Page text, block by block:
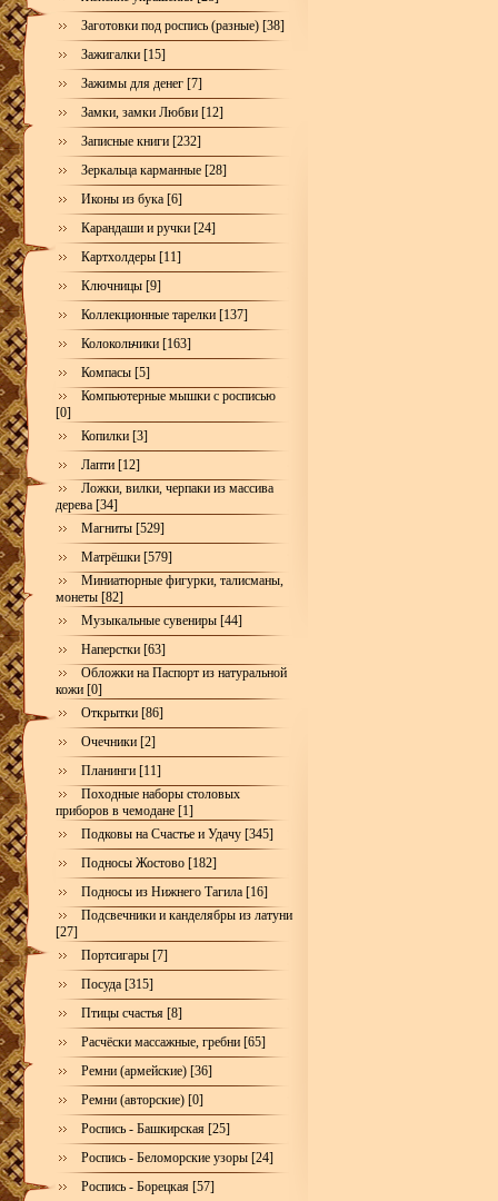
Заготовки под роспись (разные) [38]
Зажигалки [15]
Зажимы для денег [7]
Замки, замки Любви [12]
Записные книги [232]
Зеркальца карманные [28]
Иконы из бука [6]
Карандаши и ручки [24]
Картхолдеры [11]
Ключницы [9]
Коллекционные тарелки [137]
Колокольчики [163]
Компасы [5]
Компьютерные мышки с росписью
[0]
Копилки [3]
Лапти [12]
Ложки, вилки, черпаки из массива
дерева [34]
Магниты [529]
Матрёшки [579]
Миниатюрные фигурки, талисманы,
монеты [82]
Музыкальные сувениры [44]
Наперстки [63]
Обложки на Паспорт из натуральной
кожи [0]
Открытки [86]
Очечники [2]
Планинги [11]
Походные наборы столовых
приборов в чемодане [1]
Подковы на Счастье и Удачу [345]
Подносы Жостово [182]
Подносы из Нижнего Тагила [16]
Подсвечники и канделябры из латуни
[27]
Портсигары [7]
Посуда [315]
Птицы счастья [8]
Расчёски массажные, гребни [65]
Ремни (армейские) [36]
Ремни (авторские) [0]
Роспись - Башкирская [25]
Роспись - Беломорские узоры [24]
Роспись - Борецкая [57]